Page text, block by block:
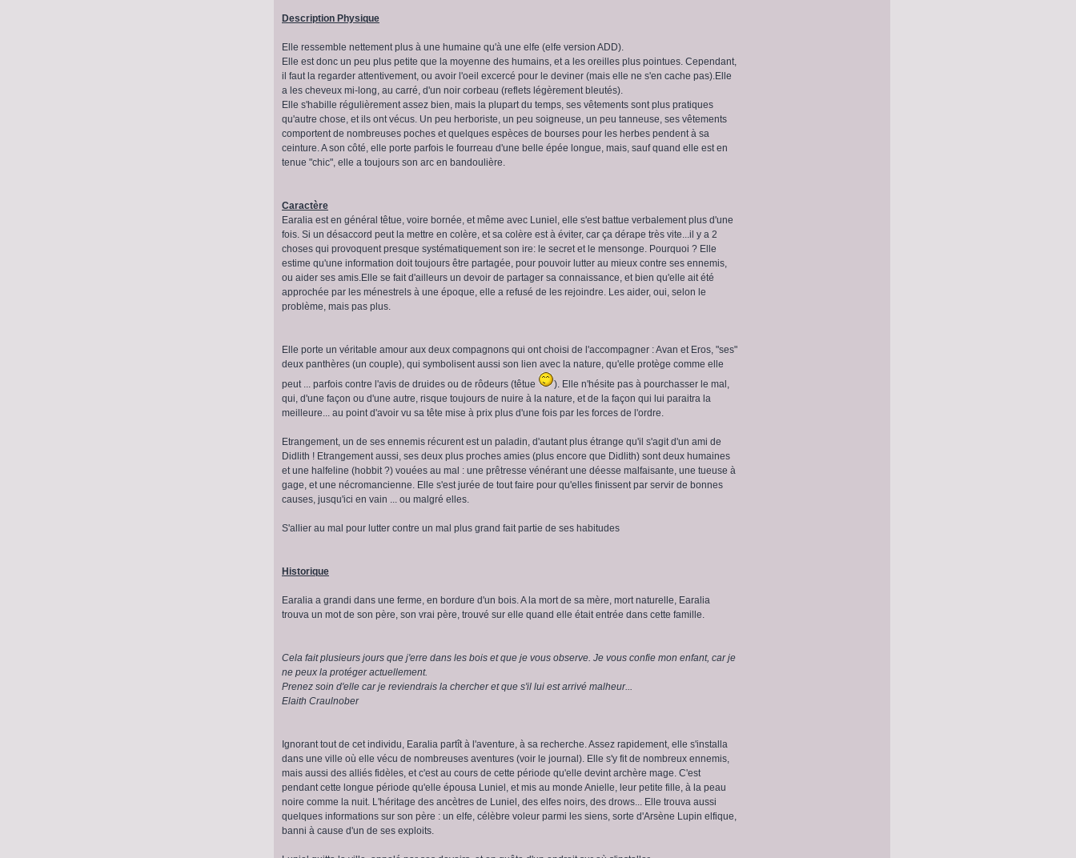
Description Physique
Elle ressemble nettement plus à une humaine qu'à une elfe (elfe version ADD).
Elle est donc un peu plus petite que la moyenne des humains, et a les oreilles plus pointues. Cependant,
il faut la regarder attentivement, ou avoir l'oeil excercé pour le deviner (mais elle ne s'en cache pas).Elle
a les cheveux mi-long, au carré, d'un noir corbeau (reflets légèrement bleutés).
Elle s'habille régulièrement assez bien, mais la plupart du temps, ses vêtements sont plus pratiques
qu'autre chose, et ils ont vécus. Un peu herboriste, un peu soigneuse, un peu tanneuse, ses vêtements
comportent de nombreuses poches et quelques espèces de bourses pour les herbes pendent à sa
ceinture. A son côté, elle porte parfois le fourreau d'une belle épée longue, mais, sauf quand elle est en
tenue "chic", elle a toujours son arc en bandoulière.
Caractère
Earalia est en général têtue, voire bornée, et même avec Luniel, elle s'est battue verbalement plus d'une
fois. Si un désaccord peut la mettre en colère, et sa colère est à éviter, car ça dérape très vite...il y a 2
choses qui provoquent presque systématiquement son ire: le secret et le mensonge. Pourquoi ? Elle
estime qu'une information doit toujours être partagée, pour pouvoir lutter au mieux contre ses ennemis,
ou aider ses amis.Elle se fait d'ailleurs un devoir de partager sa connaissance, et bien qu'elle ait été
approchée par les ménestrels à une époque, elle a refusé de les rejoindre. Les aider, oui, selon le
problème, mais pas plus.
Elle porte un véritable amour aux deux compagnons qui ont choisi de l'accompagner : Avan et Eros, "ses"
deux panthères (un couple), qui symbolisent aussi son lien avec la nature, qu'elle protège comme elle
peut ... parfois contre l'avis de druides ou de rôdeurs (têtue
). Elle n'hésite pas à pourchasser le mal,
qui, d'une façon ou d'une autre, risque toujours de nuire à la nature, et de la façon qui lui paraitra la
meilleure... au point d'avoir vu sa tête mise à prix plus d'une fois par les forces de l'ordre.
Etrangement, un de ses ennemis récurent est un paladin, d'autant plus étrange qu'il s'agit d'un ami de
Didlith ! Etrangement aussi, ses deux plus proches amies (plus encore que Didlith) sont deux humaines
et une halfeline (hobbit ?) vouées au mal : une prêtresse vénérant une déesse malfaisante, une tueuse à
gage, et une nécromancienne. Elle s'est jurée de tout faire pour qu'elles finissent par servir de bonnes
causes, jusqu'ici en vain ... ou malgré elles.
S'allier au mal pour lutter contre un mal plus grand fait partie de ses habitudes
Historique
Earalia a grandi dans une ferme, en bordure d'un bois. A la mort de sa mère, mort naturelle, Earalia
trouva un mot de son père, son vrai père, trouvé sur elle quand elle était entrée dans cette famille.
Cela fait plusieurs jours que j'erre dans les bois et que je vous observe. Je vous confie mon enfant, car je
ne peux la protéger actuellement.
Prenez soin d'elle car je reviendrais la chercher et que s'il lui est arrivé malheur...
Elaith Craulnober
Ignorant tout de cet individu, Earalia partît à l'aventure, à sa recherche. Assez rapidement, elle s'installa
dans une ville où elle vécu de nombreuses aventures (voir le journal). Elle s'y fit de nombreux ennemis,
mais aussi des alliés fidèles, et c'est au cours de cette période qu'elle devint archère mage. C'est
pendant cette longue période qu'elle épousa Luniel, et mis au monde Anielle, leur petite fille, à la peau
noire comme la nuit. L'héritage des ancètres de Luniel, des elfes noirs, des drows... Elle trouva aussi
quelques informations sur son père : un elfe, célèbre voleur parmi les siens, sorte d'Arsène Lupin elfique,
banni à cause d'un de ses exploits.